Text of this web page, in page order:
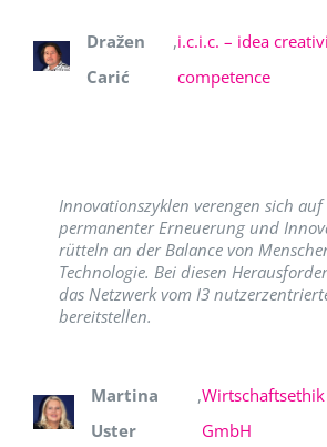
Dražen
Carić
,i.c.i.c. – idea
competence
Innovationszyklen verengen sich
permanenter Erneuerung und
rütteln an der Balance von
Technologie. Bei diesen
das Netzwerk vom I3
bereitstellen.
Martina
Uster
,Wirtschaftsethik
GmbH